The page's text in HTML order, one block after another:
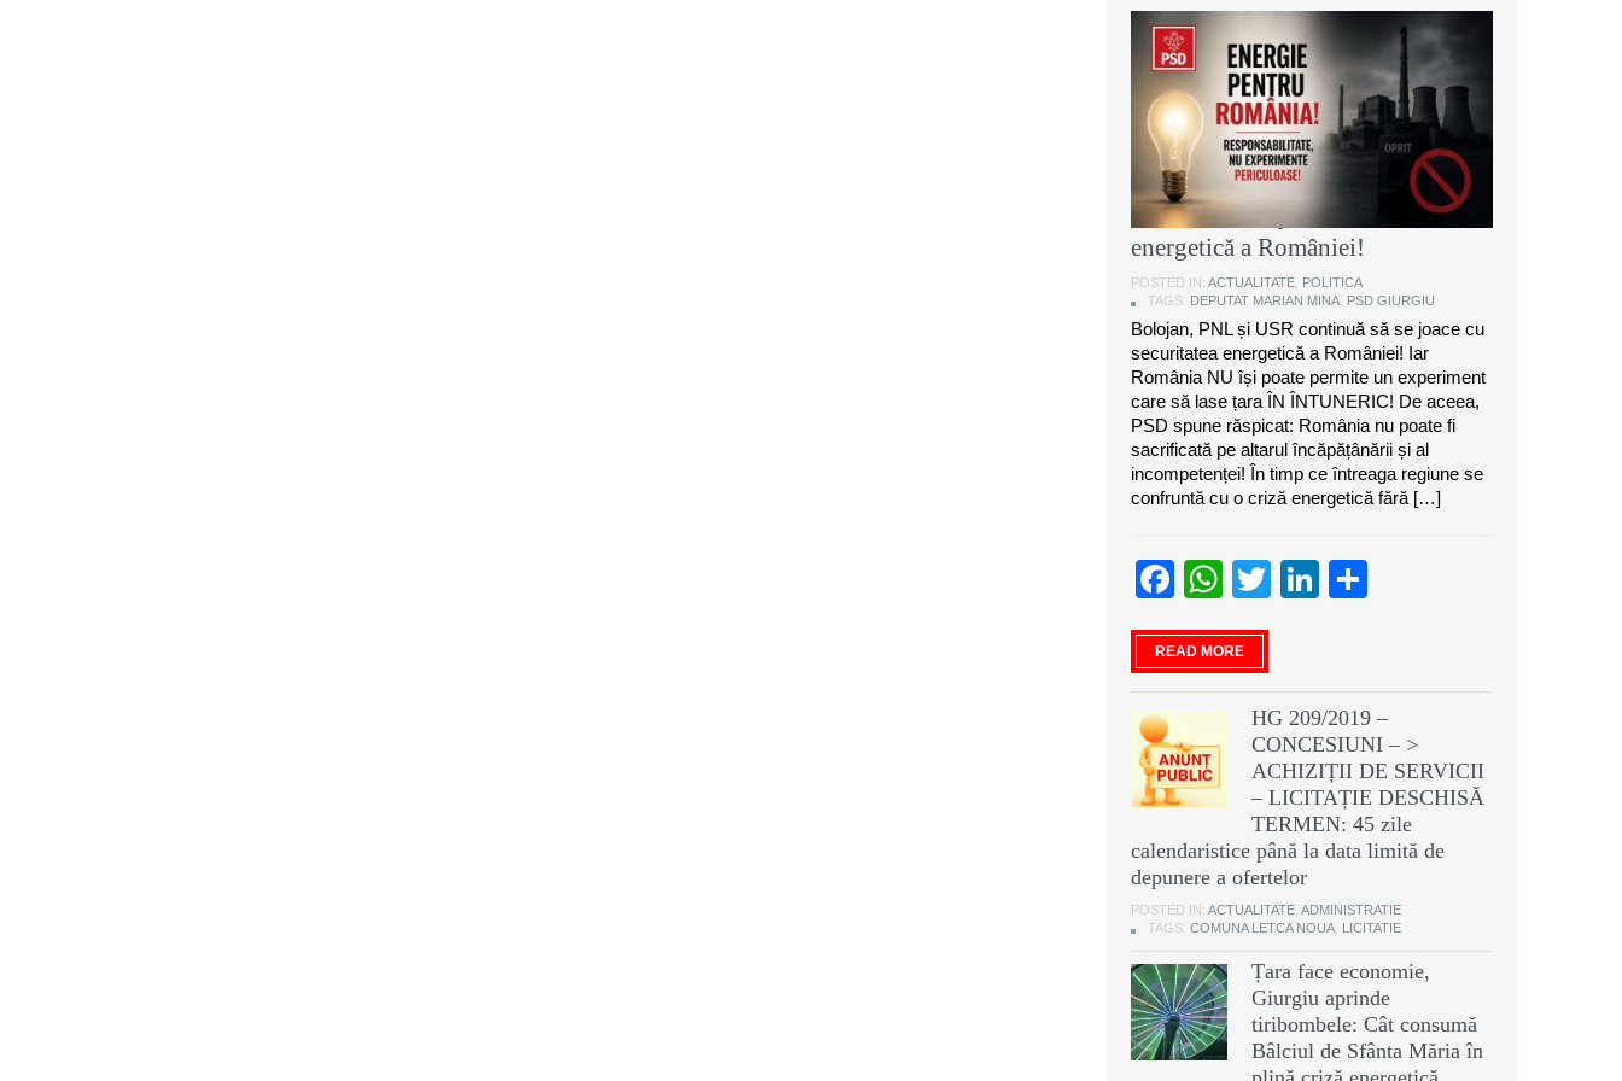
Marian Mina, deputat PSD de
Giurgiu: Bolojan, PNL și USR
continuă să se joace cu securitatea
energetică a României!
POSTED IN: ACTUALITATE POLITICA
TAGS: DEPUTAT MARIAN MINA PSD GIURGIU
Bolojan, PNL și USR continuă să se joace cu
securitatea energetică a României! Iar
România NU își poate permite un experiment
care să lase țara ÎN ÎNTUNERIC! De aceea,
PSD spune răspicat: România nu poate fi
sacrificată pe altarul încăpățânării și al
incompetenței! În timp ce întreaga regiune se
confruntă cu o criză energetică fără […]
Facebook
WhatsApp
TwitterLinkedIn
READ MORE
HG 209/2019 –
CONCESIUNI – >
ACHIZIȚII DE SERVICII
– LICITAȚIE DESCHISĂ
TERMEN: 45 zile
calendaristice până la data limită de
depunere a ofertelor
POSTED IN: ACTUALITATE ADMINISTRATIE
TAGS: COMUNA LETCA NOUA LICITATIE
Țara face economie,
Giurgiu aprinde
tiribombele: Cât consumă
Bâlciul de Sfânta Măria în